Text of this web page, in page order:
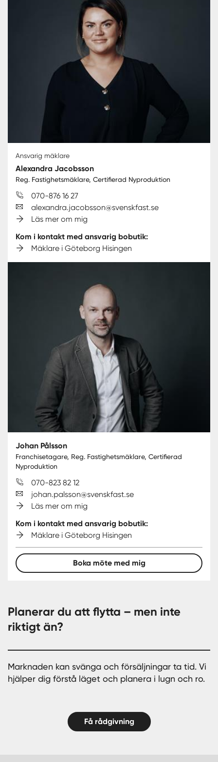
Ansvarig mäklare
Alexandra Jacobsson
Reg. Fastighetsmäklare, Certifierad Nyproduktion
070-876 16 27
alexandra.jacobsson@svenskfast.se
Läs mer om mig
Kom i kontakt med ansvarig bobutik:
Mäklare i Göteborg Hisingen
Johan Pålsson
Franchisetagare, Reg. Fastighetsmäklare, Certifierad
Nyproduktion
070-823 82 12
johan.palsson@svenskfast.se
Läs mer om mig
Kom i kontakt med ansvarig bobutik:
Mäklare i Göteborg Hisingen
Boka möte med mig
Planerar du att flytta – men inte
riktigt än?
Marknaden kan svänga och försäljningar ta tid. Vi
hjälper dig förstå läget och planera i lugn och ro.
Få rådgivning